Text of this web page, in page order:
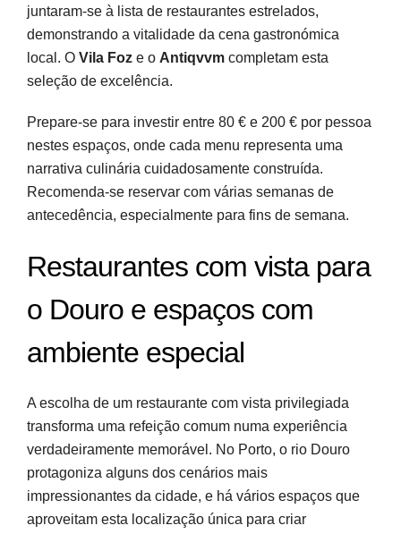
juntaram-se à lista de restaurantes estrelados,
demonstrando a vitalidade da cena gastronómica
local. O Vila Foz e o Antiqvvm completam esta
seleção de excelência.
Prepare-se para investir entre 80 € e 200 € por pessoa
nestes espaços, onde cada menu representa uma
narrativa culinária cuidadosamente construída.
Recomenda-se reservar com várias semanas de
antecedência, especialmente para fins de semana.
Restaurantes com vista para
o Douro e espaços com
ambiente especial
A escolha de um restaurante com vista privilegiada
transforma uma refeição comum numa experiência
verdadeiramente memorável. No Porto, o rio Douro
protagoniza alguns dos cenários mais
impressionantes da cidade, e há vários espaços que
aproveitam esta localização única para criar